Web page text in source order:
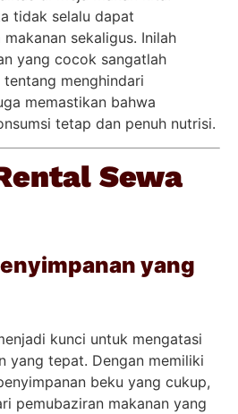
tidak selalu dapat
sekaligus. Inilah
yang cocok sangatlah
menghindari
memastikan bahwa
tetap dan penuh nutrisi.
Sewa
yang
kunci untuk mengatasi
yang tepat. Dengan memiliki
beku yang cukup,
pemubaziran makanan yang